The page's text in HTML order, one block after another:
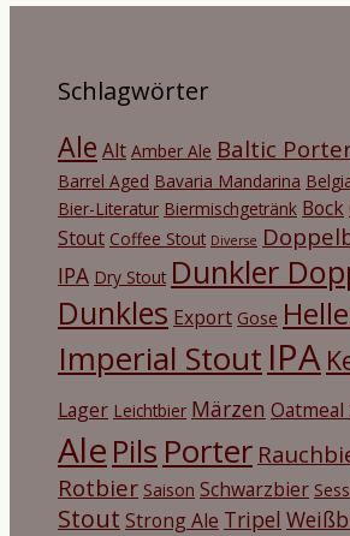
Schlagwörter
Ale Alt Amber Ale Baltic
Barrel Aged Bavaria Mandarina
Bier-Literatur Biermischgetränk Bock
Stout Coffee Stout Diverse
IPA Dry Stout Dunkler
Dunkles Export Gose
Imperial Stout IPA
Lager Leichtbier Märzen Oatmeal
Ale Pils Porter
Rotbier Saison Schwarzbier
Stout Strong Ale Tripel